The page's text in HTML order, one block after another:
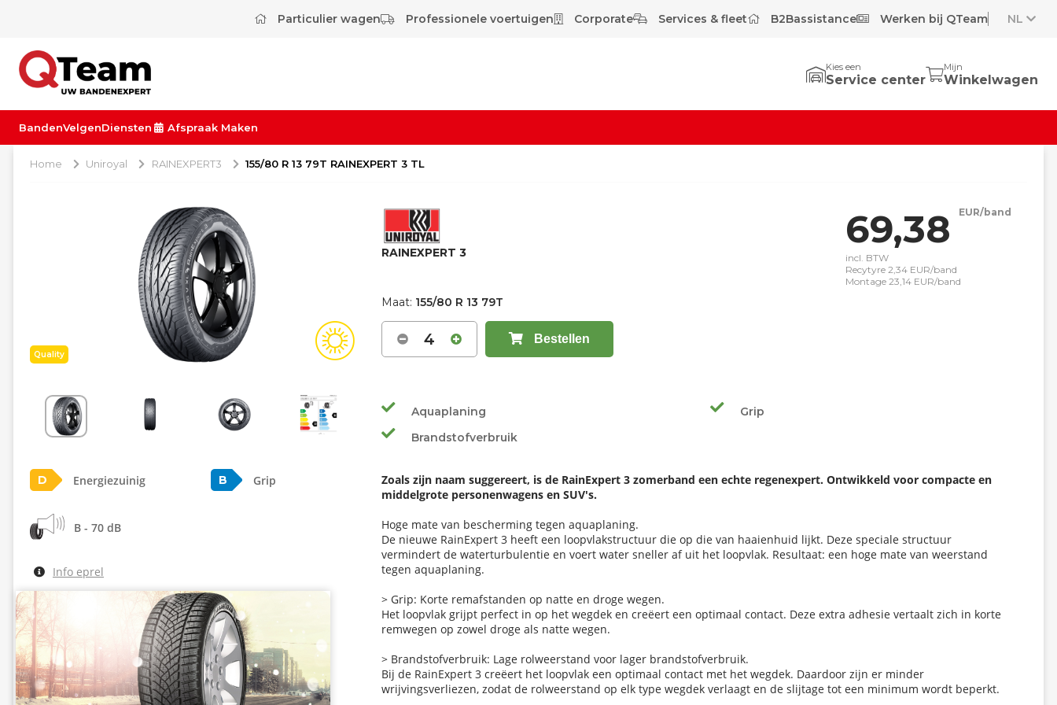
Particulier wagen Professionele voertuigen Corporate Services & fleet B2Bassistance Werken bij QTeam NL
Kies een
Service center
Mijn
Winkelwagen
BandenVelgenDiensten Afspraak Maken
Home Uniroyal RAINEXPERT3 155/80 R 13 79T RAINEXPERT 3 TL
Quality
D Energiezuinig B Grip
B - 70 dB
Info eprel
RAINEXPERT 3
69,38 EUR/band
incl. BTW
Recytyre 2,34 EUR/band
Montage 23,14 EUR/band
Maat: 155/80 R 13 79T
4 Bestellen
Aquaplaning
Grip
Brandstofverbruik
Zoals zijn naam suggereert, is de RainExpert 3 zomerband een echte regenexpert. Ontwikkeld voor compacte en
middelgrote personenwagens en SUV's.
Hoge mate van bescherming tegen aquaplaning.
De nieuwe RainExpert 3 heeft een loopvlakstructuur die op die van haaienhuid lijkt. Deze speciale structuur
vermindert de waterturbulentie en voert water sneller af uit het loopvlak. Resultaat: een hoge mate van weerstand
tegen aquaplaning.
> Grip: Korte remafstanden op natte en droge wegen.
Het loopvlak grijpt perfect in op het wegdek en creëert een optimaal contact. Deze extra adhesie vertaalt zich in korte
remwegen op zowel droge als natte wegen.
> Brandstofverbruik: Lage rolweerstand voor lager brandstofverbruik.
Bij de RainExpert 3 creëert het loopvlak een optimaal contact met het wegdek. Daardoor zijn er minder
wrijvingsverliezen, zodat de rolweerstand op elk type wegdek verlaagt en de slijtage tot een minimum wordt beperkt.